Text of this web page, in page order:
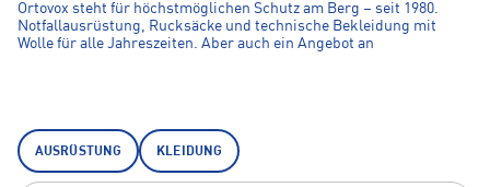
Ortovox steht für höchstmöglichen Schutz am Berg – seit 1980.
Notfallausrüstung, Rucksäcke und technische Bekleidung mit
Wolle für alle Jahreszeiten. Aber auch ein Angebot an
AUSRÜSTUNG KLEIDUNG